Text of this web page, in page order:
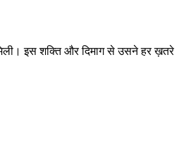
इस शक्ति और दिमाग से उसने हर ख़तरे